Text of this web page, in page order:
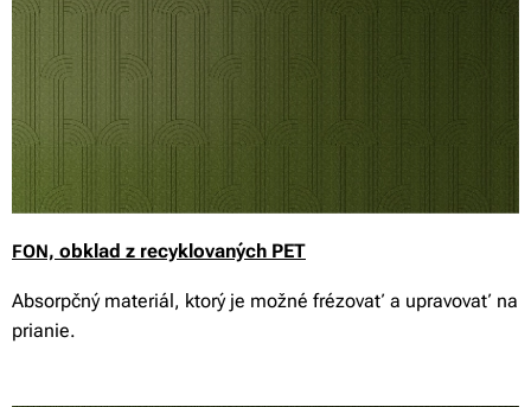
FON, obklad z recyklovaných PET
Absorpčný materiál, ktorý je možné frézovať a upravovať na
prianie.